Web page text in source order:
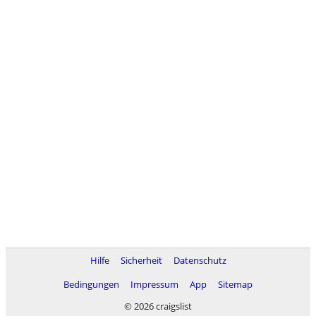
Hilfe Sicherheit
Datenschutz
Bedingungen
Impressum App
Sitemap
© 2026 craigslist